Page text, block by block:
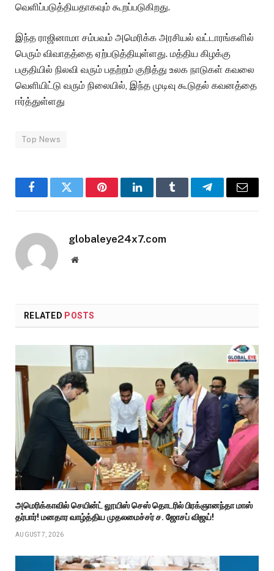
வெளிப்படுத்தியதாகவும் கூறப்படுகிறது.
இந்த ராஜினாமா சம்பவம் அமெரிக்க அரசியல் வட்டாரங்களில்
பெரும் விவாதத்தை ஏற்படுத்தியுள்ளது. மத்திய கிழக்கு
பகுதியில் நிலவி வரும் பதற்றம் குறித்து உலக நாடுகள் கவலை
வெளியிட்டு வரும் நிலையில், இந்த முடிவு கூடுதல் கவனத்தை
ஈர்த்துள்ளது
Top News
FacebookTwitter PinterestLinkedInTumblr TelegramEmail
globaleye24x7.com
Website
RELATED POSTS
அமெரிக்காவில் செயின்ட் லூயிஸ் செஸ் தொடரில் பிரக்ஞானந்தா மாஸ்
தர்பார்! மனதார வாழ்த்திய முதலமைச்சர் ச. ஜோசப் விஜய்!
AUGUST 7, 2026